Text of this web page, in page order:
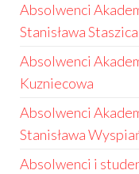
Absolwenci
Stanisława
Absolwenci
Kuzniecowa
Absolwenci
Stanisława
Absolwenci i